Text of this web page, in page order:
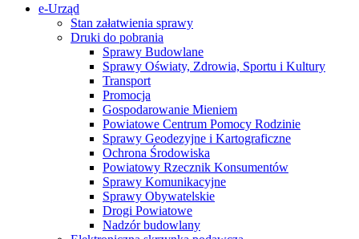
e-Urząd
Stan załatwienia sprawy
Druki do pobrania
Sprawy Budowlane
Sprawy Oświaty, Zdrowia, Sportu i Kultury
Transport
Promocja
Gospodarowanie Mieniem
Powiatowe Centrum Pomocy Rodzinie
Sprawy Geodezyjne i Kartograficzne
Ochrona Środowiska
Powiatowy Rzecznik Konsumentów
Sprawy Komunikacyjne
Sprawy Obywatelskie
Drogi Powiatowe
Nadzór budowlany